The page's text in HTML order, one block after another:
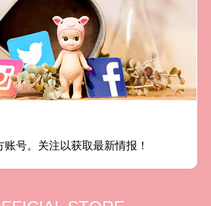
号。关注以获取最新情报！